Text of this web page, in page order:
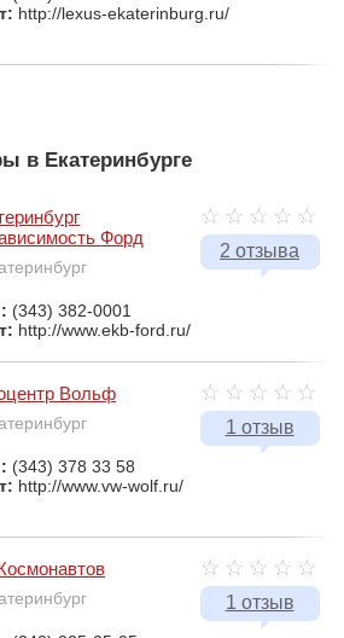
http://lexus-ekaterinburg.ru/
в Екатеринбурге
2 отзыва
Форд
(343) 382-0001
http://www.ekb-ford.ru/
1 отзыв
Вольф
(343) 378 33 58
http://www.vw-wolf.ru/
1 отзыв